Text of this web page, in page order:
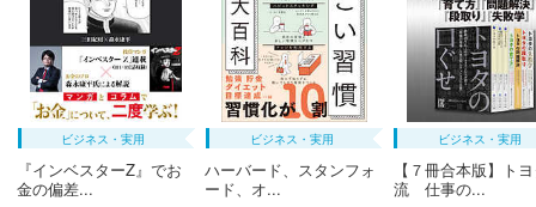
ビジネス・実用
『インベスターZ』でお
金の偏差...
ビジネス・実用
ハーバード、スタンフォ
ード、オ...
ビジネス・実用
【７冊合本版】ト
流 仕事の...